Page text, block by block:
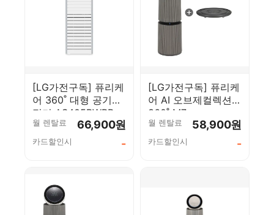
[LG가전구독] 퓨리케
어 360˚ 대형 공기청
정기 AS405BWRR
월 렌탈료 66,900원
카드할인시 -
[LG가전구독] 퓨리케
어 AI 오브제컬렉션
360˚ M7
AS356NSMAM
월 렌탈료 58,900원
카드할인시 -